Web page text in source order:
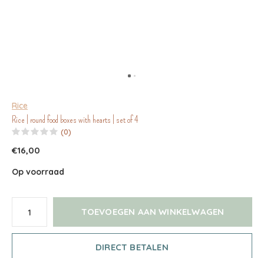
Rice
Rice | round food boxes with hearts | set of 4
(0)
€16,00
Op voorraad
TOEVOEGEN AAN WINKELWAGEN
DIRECT BETALEN